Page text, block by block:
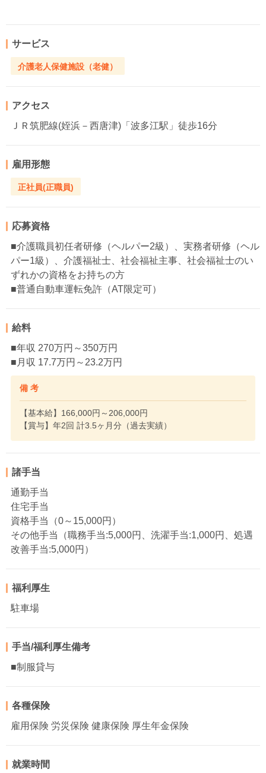
サービス
介護老人保健施設（老健）
アクセス
ＪＲ筑肥線(姪浜－西唐津)「波多江駅」徒歩16分
雇用形態
正社員(正職員)
応募資格
■介護職員初任者研修（ヘルパー2級）、実務者研修（ヘル
パー1級）、介護福祉士、社会福祉主事、社会福祉士のい
ずれかの資格をお持ちの方
■普通自動車運転免許（AT限定可）
給料
■年収 270万円～350万円
■月収 17.7万円～23.2万円
備 考
【基本給】166,000円～206,000円
【賞与】年2回 計3.5ヶ月分（過去実績）
諸手当
通勤手当
住宅手当
資格手当（0～15,000円）
その他手当（職務手当:5,000円、洗濯手当:1,000円、処遇
改善手当:5,000円）
福利厚生
駐車場
手当/福利厚生備考
■制服貸与
各種保険
雇用保険 労災保険 健康保険 厚生年金保険
就業時間